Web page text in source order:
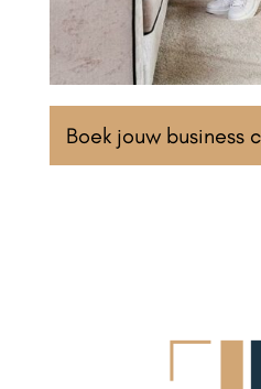
Boek jouw business